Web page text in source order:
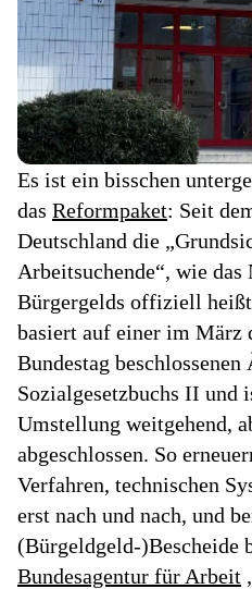
Es ist ein bisschen
das Reformpaket: Seit
Deutschland die
Arbeitsuchende“, wie das
Bürgergelds offiziell
basiert auf einer im März
Bundestag beschlossenen
Sozialgesetzbuchs II und
Umstellung weitgehend,
abgeschlossen. So
Verfahren, technischen
erst nach und nach, und
(Bürgeldgeld-)Bescheide
Bundesagentur für Arbeit